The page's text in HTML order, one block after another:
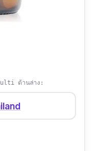
ด้านล่าง: